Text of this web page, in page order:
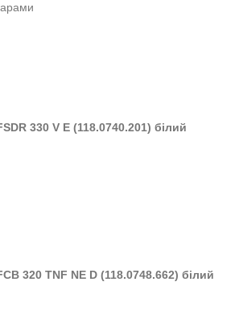
330 V E (118.0740.201) білий
320 TNF NE D (118.0748.662) білий